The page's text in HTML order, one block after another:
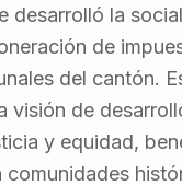
desarrolló la
de
del cantón.
visión de
y equidad,
comunidades